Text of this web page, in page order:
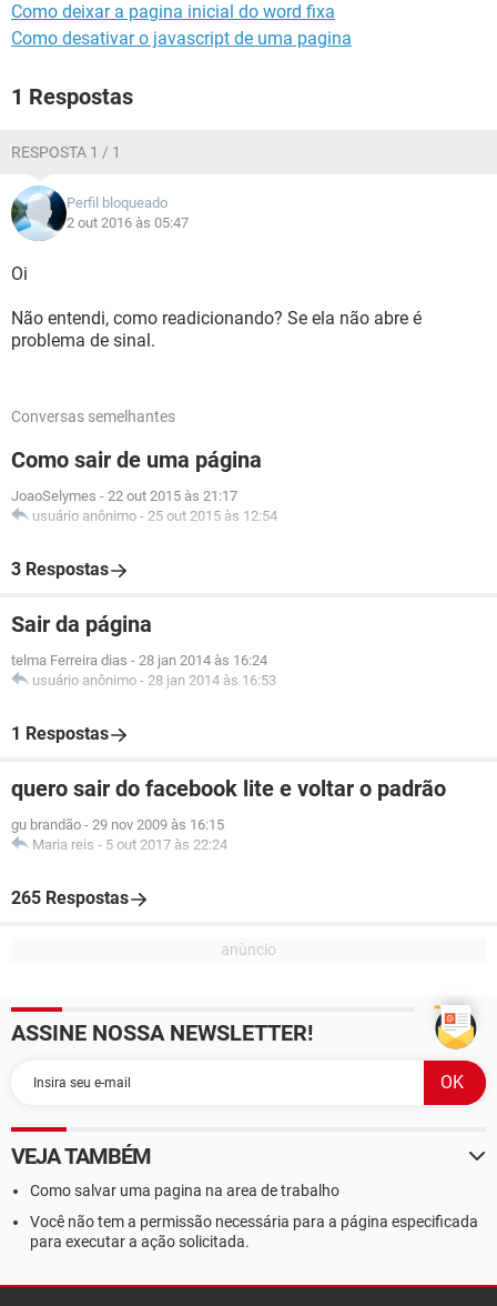
Como deixar a pagina inicial do word fixa
Como desativar o javascript de uma pagina
1 Respostas
RESPOSTA 1 / 1
Perfil bloqueado
2 out 2016 às 05:47
Oi
Não entendi, como readicionando? Se ela não abre é
problema de sinal.
Conversas semelhantes
Como sair de uma página
JoaoSelymes - 22 out 2015 às 21:17
usuário anônimo - 25 out 2015 às 12:54
3 Respostas
Sair da página
telma Ferreira dias - 28 jan 2014 às 16:24
usuário anônimo - 28 jan 2014 às 16:53
1 Respostas
quero sair do facebook lite e voltar o padrão
gu brandão - 29 nov 2009 às 16:15
Maria reis - 5 out 2017 às 22:24
265 Respostas
ASSINE NOSSA NEWSLETTER!
VEJA TAMBÉM
Como salvar uma pagina na area de trabalho
Você não tem a permissão necessária para a página especificada
para executar a ação solicitada.